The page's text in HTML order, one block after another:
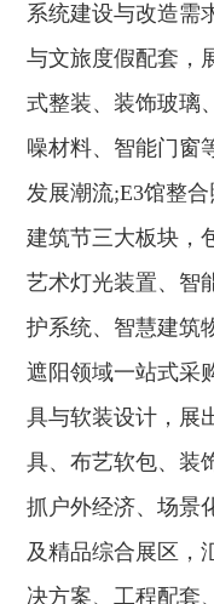
系统建设与改造需
与文旅度假配套，
式整装、装饰玻璃
噪材料、智能门窗
发展潮流;E3馆整
建筑节三大板块，
艺术灯光装置、智
护系统、智慧建筑
遮阳领域一站式采
具与软装设计，展
具、布艺软包、装
抓户外经济、场景
及精品综合展区，
决方案、工程配套